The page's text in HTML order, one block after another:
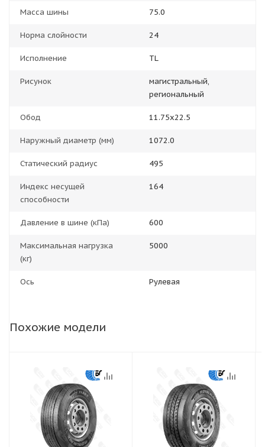
Масса шины 75.0
Норма слойности 24
Исполнение TL
Рисунок
магистральный,
региональный
Обод 11.75x22.5
Наружный диаметр (мм) 1072.0
Статический радиус 495
Индекс несущей
способности
164
Давление в шине (кПа) 600
Максимальная нагрузка
(кг)
5000
Ось Рулевая
Похожие модели